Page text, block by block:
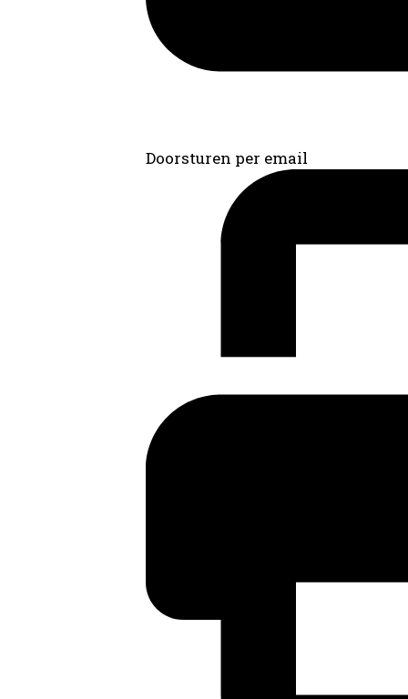
Doorsturen per email